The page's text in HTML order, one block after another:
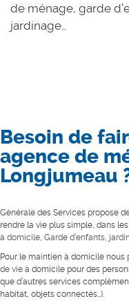
de ménage, garde
jardinage…
Besoin de
agence de
Longjumeau
Générale des Services propose
rendre la vie plus simple, dans
à domicile, Garde d’enfants,
Pour le maintien à domicile nous
de vie à domicile pour des
que d’autres services
habitat, objets connectés…).